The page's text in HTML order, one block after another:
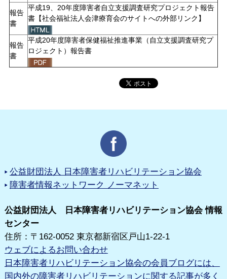
報告
書
平成19、20年度障害者自立支援調査研究プロジェクト報告
書【社会福祉法人会津療育会のサイトへの外部リンク】
報告
書
平成20年度障害者保健福祉推進事業（自立支援調査研究プ
ロジェクト）報告書
公益財団法人 日本障害者リハビリテーション協会
障害者情報ネットワーク ノーマネット
公益財団法人 日本障害者リハビリテーション協会 情報
センター
住所：〒162-0052 東京都新宿区戸山1-22-1
ウェブによるお問い合わせ
日本障害者リハビリテーション協会の会員ブログには、
国内外の障害者リハビリテーションに関する記事が多く